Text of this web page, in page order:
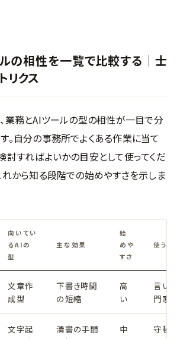
の相性を一覧で比較する｜士
リクス
業務とAIツールの型の相性が一目で分
。自分の事務所でよくある作業に当て
討すればよいかの目安として使ってくだ
れから知る段階での始めやすさを示しま
向いてい
るAIの
型
主な効果
始
めや
すさ
使うと
文章作
成型
下書き時間
の短縮
高
い
言い
門家
文字起
清書の手間
中
守秘